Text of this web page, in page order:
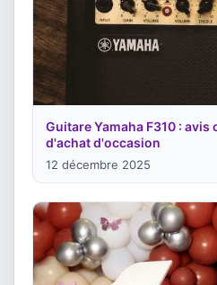
Guitare Yamaha F310 :
d'achat d'occasion
12 décembre 2025